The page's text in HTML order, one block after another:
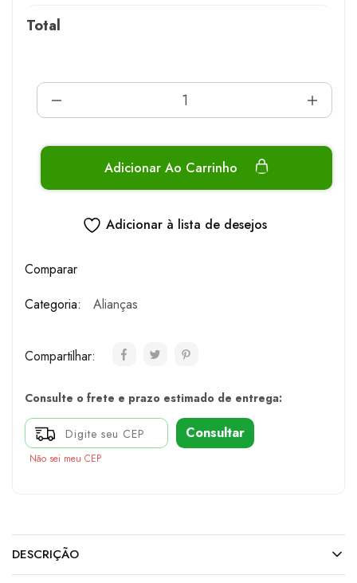
Total
Adicionar Ao Carrinho
Adicionar à lista de desejos
Comparar
Categoria:
Alianças
Compartilhar:
Consulte o frete e prazo estimado de entrega:
Consultar
Não sei meu CEP
DESCRIÇÃO